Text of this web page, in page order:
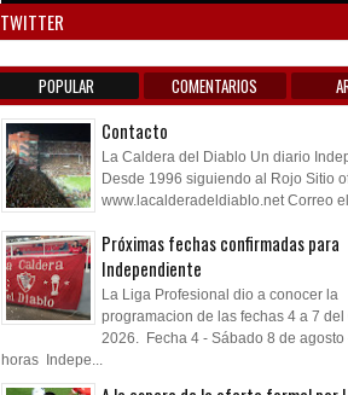
TWITTER
POPULAR COMENTARIOS
Contacto
La Caldera del Diablo Un diario
Desde 1996 siguiendo al Rojo Sitio
www.lacalderadeldiablo.net Correo
Próximas fechas confirmadas para
Independiente
La Liga Profesional dio a conocer la
programacion de las fechas 4 a 7
2026. Fecha 4 - Sábado 8 de agosto
horas Indepe...